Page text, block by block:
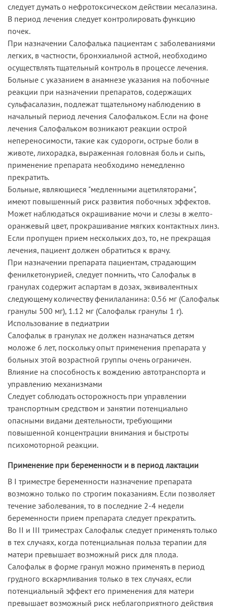
следует думать о нефротоксическом действии месалазина.
В период лечения следует контролировать функцию
почек.
При назначении Салофалька пациентам с заболеваниями
легких, в частности, бронхиальной астмой, необходимо
осуществлять тщательный контроль в процессе лечения.
Больные с указанием в анамнезе указания на побочные
реакции при назначении препаратов, содержащих
сульфасалазин, подлежат тщательному наблюдению в
начальный период лечения Салофальком. Если на фоне
лечения Салофальком возникают реакции острой
непереносимости, такие как судороги, острые боли в
животе, лихорадка, выраженная головная боль и сыпь,
применение препарата необходимо немедленно
прекратить.
Больные, являющиеся "медленными ацетиляторами",
имеют повышенный риск развития побочных эффектов.
Может наблюдаться окрашивание мочи и слезы в желто-
оранжевый цвет, прокрашивание мягких контактных линз.
Если пропущен прием нескольких доз, то, не прекращая
лечения, пациент должен обратиться к врачу.
При назначении препарата пациентам, страдающим
фенилкетонурией, следует помнить, что Салофальк в
гранулах содержит аспартам в дозах, эквивалентных
следующему количеству фенилаланина: 0.56 мг (Салофальк
гранулы 500 мг), 1.12 мг (Салофальк гранулы 1 г).
Использование в педиатрии
Салофальк в гранулах не должен назначаться детям
моложе 6 лет, поскольку опыт применения препарата у
больных этой возрастной группы очень ограничен.
Влияние на способность к вождению автотранспорта и
управлению механизмами
Следует соблюдать осторожность при управлении
транспортным средством и занятии потенциально
опасными видами деятельности, требующими
повышенной концентрации внимания и быстроты
психомоторной реакции.
Применение при беременности и в период лактации
В I триместре беременности назначение препарата
возможно только по строгим показаниям. Если позволяет
течение заболевания, то в последние 2-4 недели
беременности прием препарата следует прекратить.
Во II и III триместрах Салофальк следует применять только
в тех случаях, когда потенциальная польза терапии для
матери превышает возможный риск для плода.
Салофальк в форме гранул можно применять в период
грудного вскармливания только в тех случаях, если
потенциальный эффект его применения для матери
превышает возможный риск неблагоприятного действия